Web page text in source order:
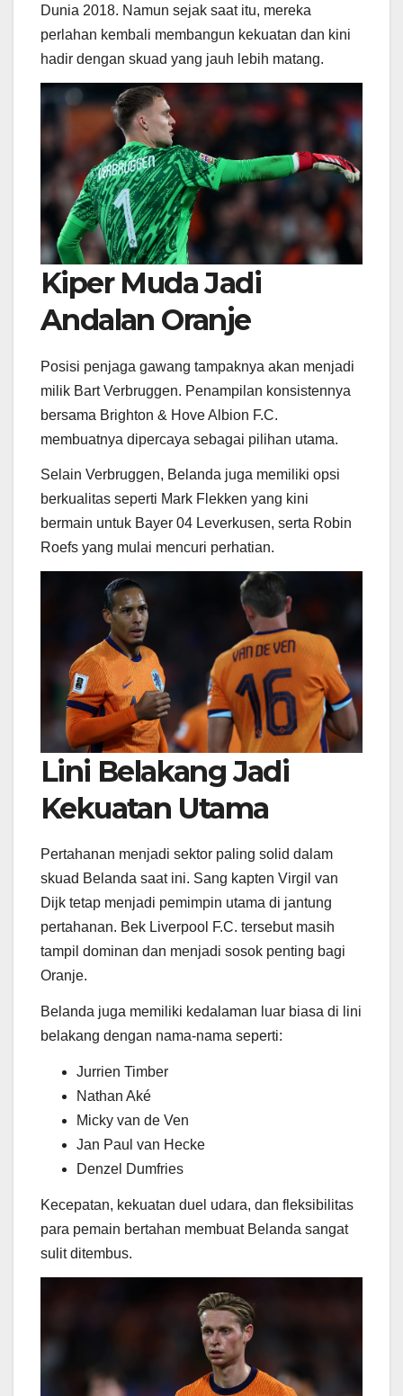
Dunia 2018. Namun sejak saat itu, mereka
perlahan kembali membangun kekuatan dan kini
hadir dengan skuad yang jauh lebih matang.
Kiper Muda Jadi
Andalan Oranje
Posisi penjaga gawang tampaknya akan menjadi
milik Bart Verbruggen. Penampilan konsistennya
bersama Brighton & Hove Albion F.C.
membuatnya dipercaya sebagai pilihan utama.
Selain Verbruggen, Belanda juga memiliki opsi
berkualitas seperti Mark Flekken yang kini
bermain untuk Bayer 04 Leverkusen, serta Robin
Roefs yang mulai mencuri perhatian.
Lini Belakang Jadi
Kekuatan Utama
Pertahanan menjadi sektor paling solid dalam
skuad Belanda saat ini. Sang kapten Virgil van
Dijk tetap menjadi pemimpin utama di jantung
pertahanan. Bek Liverpool F.C. tersebut masih
tampil dominan dan menjadi sosok penting bagi
Oranje.
Belanda juga memiliki kedalaman luar biasa di lini
belakang dengan nama-nama seperti:
Jurrien Timber
Nathan Aké
Micky van de Ven
Jan Paul van Hecke
Denzel Dumfries
Kecepatan, kekuatan duel udara, dan fleksibilitas
para pemain bertahan membuat Belanda sangat
sulit ditembus.